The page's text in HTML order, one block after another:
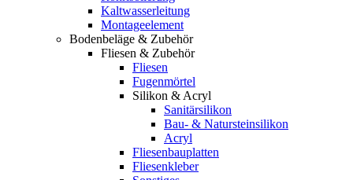
Kaltwasserleitung
Montageelement
Bodenbeläge & Zubehör
Fliesen & Zubehör
Fliesen
Fugenmörtel
Silikon & Acryl
Sanitärsilikon
Bau- & Natursteinsilikon
Acryl
Fliesenbauplatten
Fliesenkleber